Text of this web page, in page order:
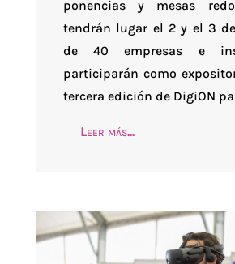
ponencias y mesas
tendrán lugar el 2 y el 3
de 40 empresas e
participarán como
tercera edición de DigiON
Leer más...